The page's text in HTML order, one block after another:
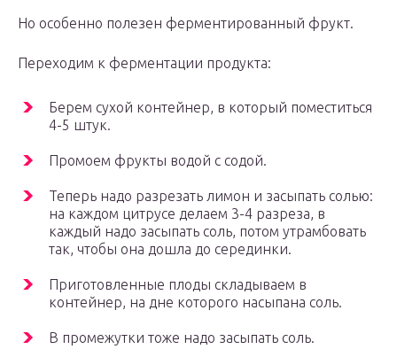
Но особенно полезен ферментированный фрукт.
Переходим к ферментации продукта:
Берем сухой контейнер, в который поместиться
4-5 штук.
Промоем фрукты водой с содой.
Теперь надо разрезать лимон и засыпать солью:
на каждом цитрусе делаем 3-4 разреза, в
каждый надо засыпать соль, потом утрамбовать
так, чтобы она дошла до серединки.
Приготовленные плоды складываем в
контейнер, на дне которого насыпана соль.
В промежутки тоже надо засыпать соль.